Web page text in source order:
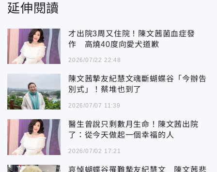
延伸閱讀
才出院3周又住院！陳文茜菌血症發
作 高燒40度向愛犬道歉
2026/07/22 22:48
陳文茜摯友紀慧文魂斷蝴蝶谷「今辦告
別式」！蔡堆也到了
2026/07/07 11:39
醫生曾說只剩數月生命！陳文茜出院
了：從今天做起一個幸福的人
2026/07/02 17:21
哀悼蝴蝶谷罹難摯友紀慧文 陳文茜悲